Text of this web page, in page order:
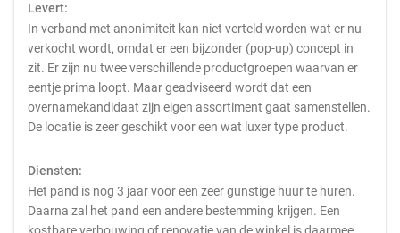
Levert:
In verband met anonimiteit kan niet verteld worden wat er nu
verkocht wordt, omdat er een bijzonder (pop-up) concept in
zit. Er zijn nu twee verschillende productgroepen waarvan er
eentje prima loopt. Maar geadviseerd wordt dat een
overnamekandidaat zijn eigen assortiment gaat samenstellen.
De locatie is zeer geschikt voor een wat luxer type product.
Diensten:
Het pand is nog 3 jaar voor een zeer gunstige huur te huren.
Daarna zal het pand een andere bestemming krijgen. Een